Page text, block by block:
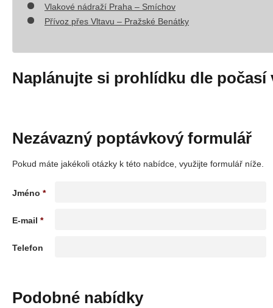
Vlakové nádraží Praha – Smíchov
Přívoz přes Vltavu – Pražské Benátky
Naplánujte si prohlídku dle počasí
Nezávazný poptávkový formulář
Pokud máte jakékoli otázky k této nabídce, využijte formulář níže.
Jméno *
E-mail *
Telefon
Podobné nabídky